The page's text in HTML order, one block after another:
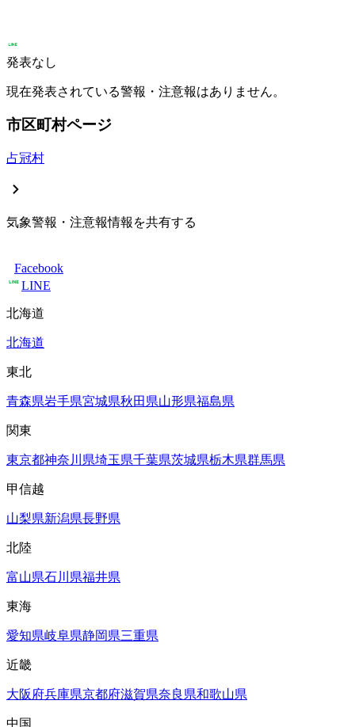
発表なし
現在発表されている警報・注意報はありません。
市区町村ページ
占冠村
気象警報・注意報情報を共有する
Facebook
LINE
北海道
北海道
東北
青森県岩手県宮城県秋田県山形県福島県
関東
東京都神奈川県埼玉県千葉県茨城県栃木県群馬県
甲信越
山梨県新潟県長野県
北陸
富山県石川県福井県
東海
愛知県岐阜県静岡県三重県
近畿
大阪府兵庫県京都府滋賀県奈良県和歌山県
中国